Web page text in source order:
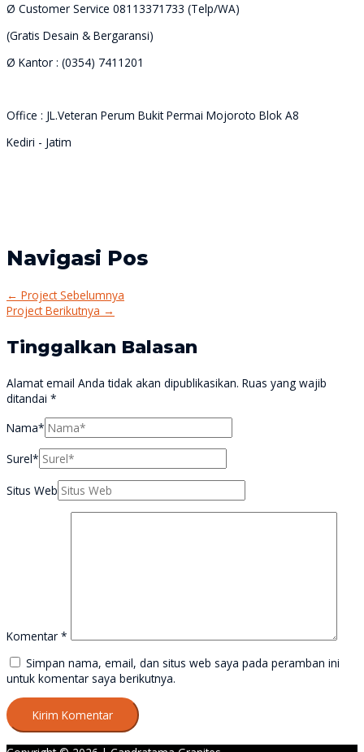
Ø Customer Service 08113371733 (Telp/WA)
(Gratis Desain & Bergaransi)
Ø Kantor : (0354) 7411201
Office : JL.Veteran Perum Bukit Permai Mojoroto Blok A8
Kediri - Jatim
Navigasi Pos
← Project Sebelumnya
Project Berikutnya →
Tinggalkan Balasan
Alamat email Anda tidak akan dipublikasikan. Ruas yang wajib
ditandai *
Nama*
Surel*
Situs Web
Komentar *
Simpan nama, email, dan situs web saya pada peramban ini
untuk komentar saya berikutnya.